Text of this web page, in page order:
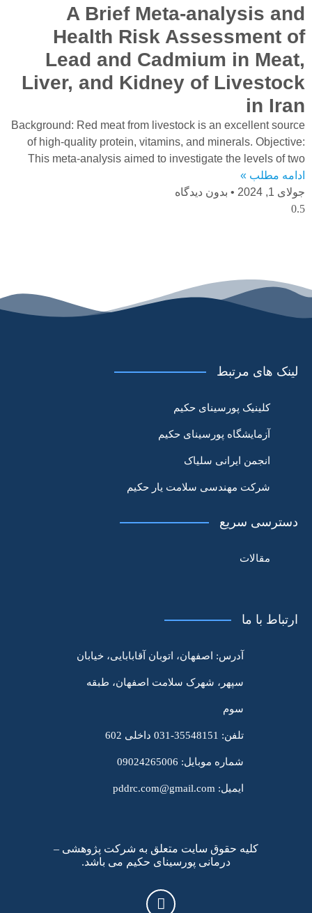
A Brief Meta-analysis and
Health Risk Assessment of
Lead and Cadmium in Meat,
Liver, and Kidney of Livestock
in Iran
Background: Red meat from livestock is an excellent source
of high-quality protein, vitamins, and minerals. Objective:
This meta-analysis aimed to investigate the levels of two
ادامه مطلب »
جولای 1, 2024
بدون دیدگاه
لینک های مرتبط
کلینیک پورسینای حکیم
آزمایشگاه پورسینای حکیم
انجمن ایرانی سلیاک
شرکت مهندسی سلامت یار حکیم
دسترسی سریع
مقالات
ارتباط با ما
آدرس: اصفهان، اتوبان آقابابایی، خیابان
سپهر، شهرک سلامت اصفهان، طبقه
سوم
تلفن:
شماره موبایل:
ایمیل: pddrc.com@gmail.com
کلیه حقوق سایت متعلق به شرکت پژوهشی –
درمانی پورسینای حکیم می باشد.